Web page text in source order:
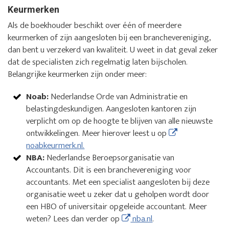
Keurmerken
Als de boekhouder beschikt over één of meerdere
keurmerken of zijn aangesloten bij een branchevereniging,
dan bent u verzekerd van kwaliteit. U weet in dat geval zeker
dat de specialisten zich regelmatig laten bijscholen.
Belangrijke keurmerken zijn onder meer:
Noab:Nederlandse Orde van Administratie en
belastingdeskundigen. Aangesloten kantoren zijn
verplicht om op de hoogte te blijven van alle nieuwste
ontwikkelingen. Meer hierover leest u op
noabkeurmerk.nl.
NBA:Nederlandse Beroepsorganisatie van
Accountants. Dit is een branchevereniging voor
accountants. Met een specialist aangesloten bij deze
organisatie weet u zeker dat u geholpen wordt door
een HBO of universitair opgeleide accountant. Meer
weten? Lees dan verder op
nba.nl.